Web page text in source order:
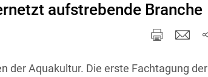
aufstrebende Branche
der Aquakultur. Die erste Fachtagung der